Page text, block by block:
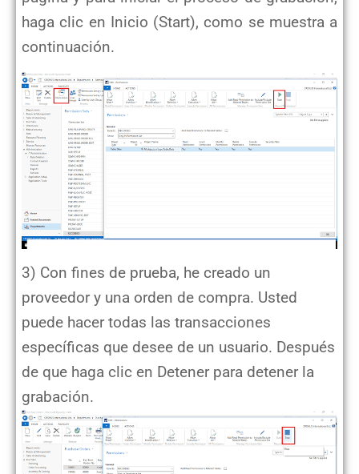
haga clic en Inicio (Start), como se muestra a
continuación.
3) Con fines de prueba, he creado un
proveedor y una orden de compra. Usted
puede hacer todas las transacciones
específicas que desee de un usuario. Después
de que haga clic en Detener para detener la
grabación.